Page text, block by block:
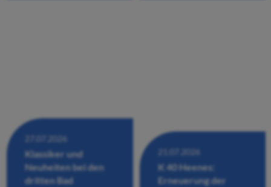
27.07.2026
Klassiker und
Neuheiten bei den
dritten Bad
21.07.2026
K 40 Heenes:
Erneuerung der